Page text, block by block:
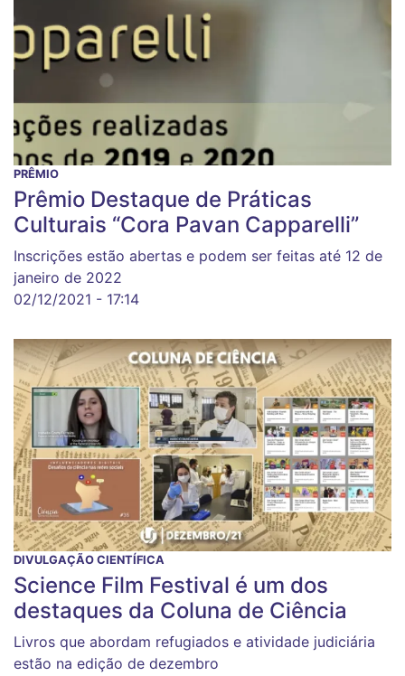
PRÊMIO
Prêmio Destaque de Práticas
Culturais “Cora Pavan Capparelli”
Inscrições estão abertas e podem ser feitas até 12 de
janeiro de 2022
02/12/2021 - 17:14
DIVULGAÇÃO CIENTÍFICA
Science Film Festival é um dos
destaques da Coluna de Ciência
Livros que abordam refugiados e atividade judiciária
estão na edição de dezembro